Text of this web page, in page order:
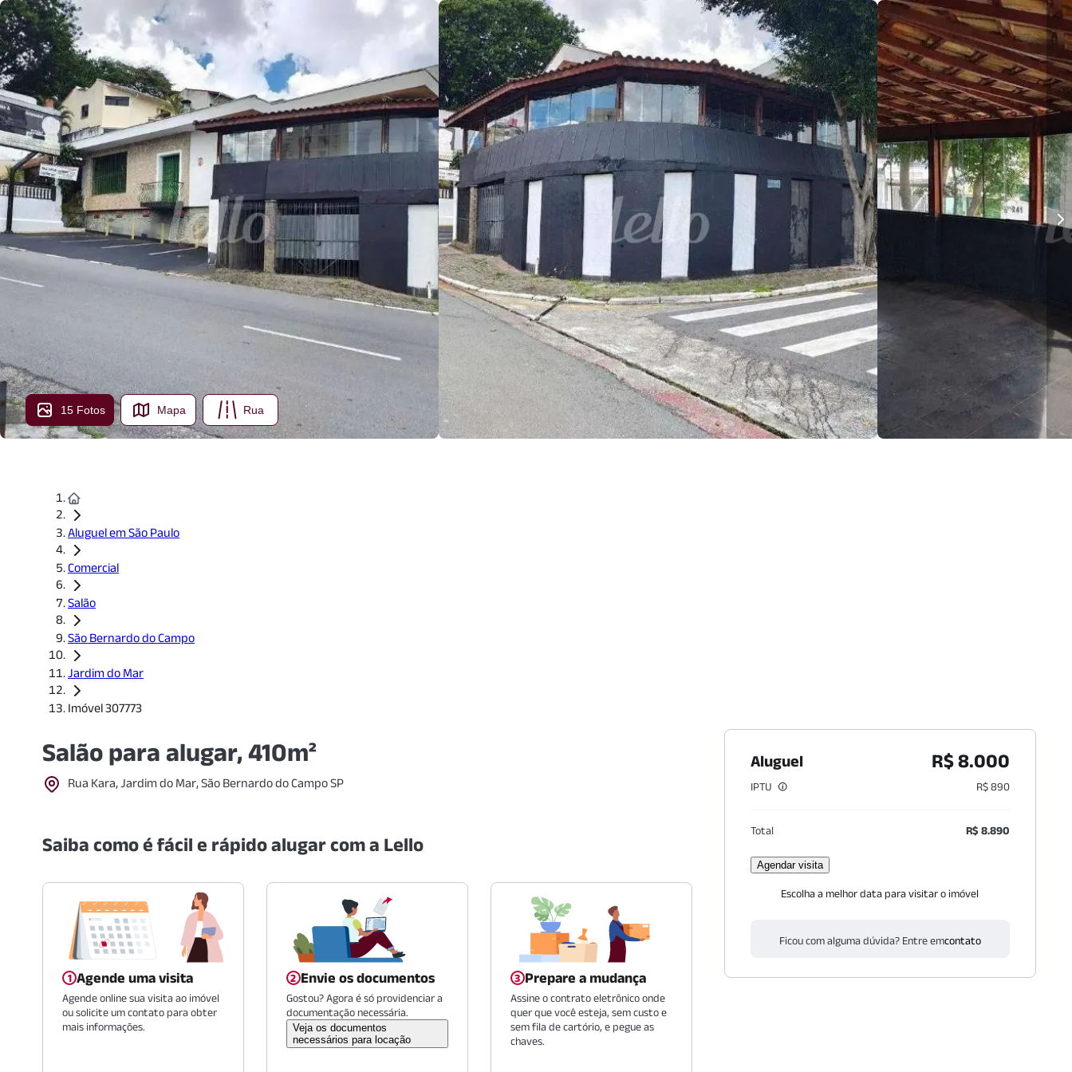
15 Fotos Mapa Rua
Aluguel em São Paulo
Comercial
Salão
São Bernardo do Campo
Jardim do Mar
Imóvel 307773
Salão para alugar, 410m²
Rua Kara, Jardim do Mar, São Bernardo do Campo SP
Saiba como é fácil e rápido alugar com a Lello
Agende uma visita
Agende online sua visita ao imóvel
ou solicite um contato para obter
mais informações.
Envie os documentos
Gostou? Agora é só providenciar a
documentação necessária.
Veja os documentos
necessários para locação
Prepare a mudança
Assine o contrato eletrônico onde
quer que você esteja, sem custo e
sem fila de cartório, e pegue as
chaves.
Aluguel R$ 8.000
IPTU R$ 890
Total R$ 8.890
Agendar visita
Escolha a melhor data para visitar o imóvel
Ficou com alguma dúvida? Entre emcontato